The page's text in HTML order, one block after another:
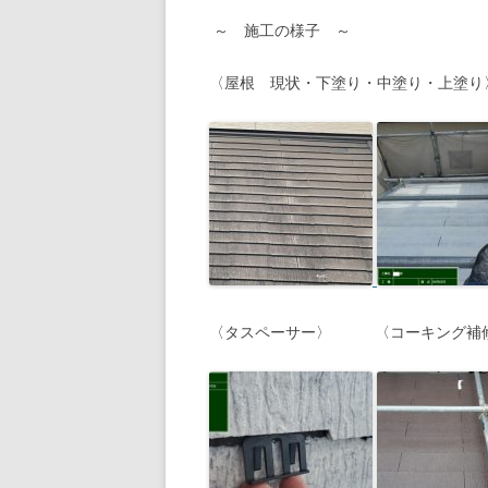
～ 施工の様子 ～
〈屋根 現状・下塗り・中塗り・上塗り
〈タスペーサー〉 〈コーキング補